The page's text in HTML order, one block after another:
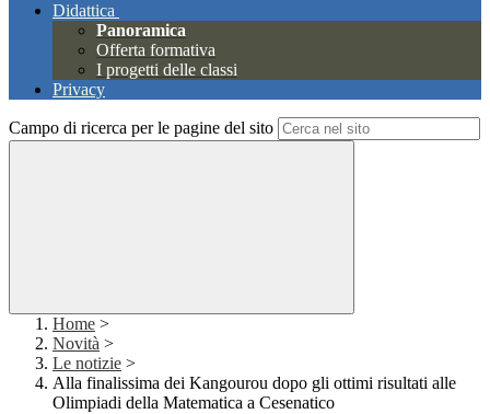
Didattica
Panoramica
Offerta formativa
I progetti delle classi
Privacy
Campo di ricerca per le pagine del sito
Home >
Novità >
Le notizie >
Alla finalissima dei Kangourou dopo gli ottimi risultati alle
Olimpiadi della Matematica a Cesenatico